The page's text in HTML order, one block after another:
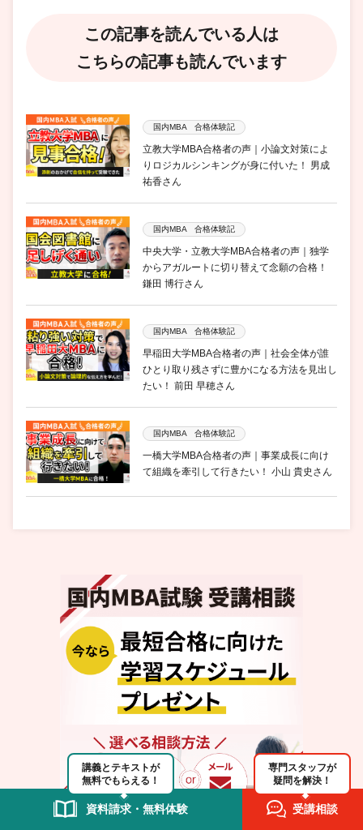
この記事を読んでいる人は
こちらの記事も読んでいます
国内MBA 合格体験記
立教大学MBA合格者の声｜小論文対策によ
りロジカルシンキングが身に付いた！ 男成
祐香さん
国内MBA 合格体験記
中央大学・立教大学MBA合格者の声｜独学
からアガルートに切り替えて念願の合格！
鎌田 博行さん
国内MBA 合格体験記
早稲田大学MBA合格者の声｜社会全体が誰
ひとり取り残さずに豊かになる方法を見出し
たい！ 前田 早穂さん
国内MBA 合格体験記
一橋大学MBA合格者の声｜事業成長に向け
て組織を牽引して行きたい！ 小山 貴史さん
講義とテキストが
無料でもらえる！
資料請求・無料体験
専門スタッフが
疑問を解決！
受講相談